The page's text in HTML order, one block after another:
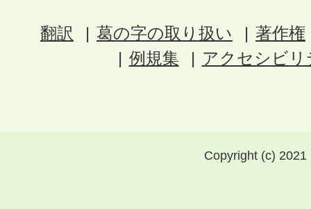
翻訳 葛の字の取り扱い
著作権
例規集
アクセシビ
Copyright (c)